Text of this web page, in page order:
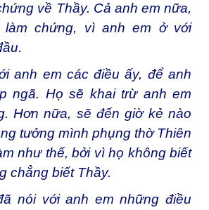
về Thầy. Cả anh em nữa,
làm chứng, vì anh em ở với
anh em các điều ấy, để anh
ngã. Họ sẽ khai trừ anh em
Hơn nữa, sẽ đến giờ kẻ nào
tưởng mình phụng thờ Thiên
như thế, bởi vì họ không biết
chẳng biết Thầy.
nói với anh em những điều